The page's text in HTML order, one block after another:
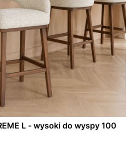
L - wysoki do wyspy 100